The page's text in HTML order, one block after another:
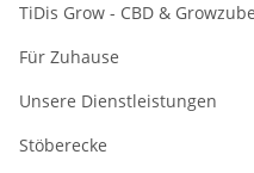
TiDis Grow - CBD &
Für Zuhause
Unsere Dienstleistungen
Stöberecke